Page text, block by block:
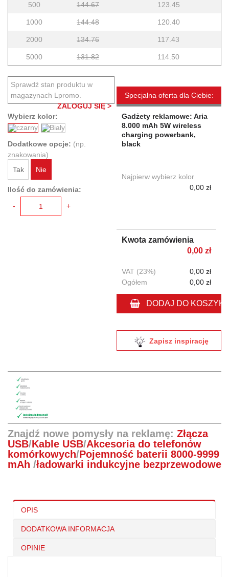
500 144.67 123.45
1000 144.48 120.40
2000 134.76 117.43
5000 131.82 114.50
Sprawdź stan produktu w
magazynach Lpromo.
ZALOGUJ SIĘ >
Wybierz kolor:
Dodatkowe opcje: (np.
znakowania)
Tak
Nie
Ilość do zamówienia:
-
+
Specjalna oferta dla Ciebie:
Gadżety reklamowe: Aria
8.000 mAh 5W wireless
charging powerbank,
black
Najpierw wybierz kolor
0,00 zł
Kwota zamówienia
0,00 zł
VAT (23%)
0,00 zł
Ogółem
0,00 zł
DODAJ DO
Zapisz inspirację
Znajdź nowe pomysły na reklamę: Złącza
USB/Kable USB/Akcesoria do telefonów
komórkowych/Pojemność baterii 8000-9999
mAh /ładowarki indukcyjne bezprzewodowe
OPIS
DODATKOWA INFORMACJA
OPINIE